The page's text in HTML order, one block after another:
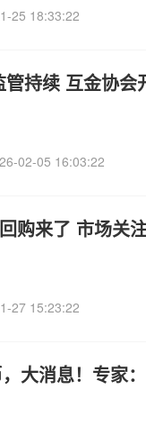
25 18:33:22
持续 互金协会
02-05 16:03:22
购来了 市场关
27 15:23:22
大消息！专家